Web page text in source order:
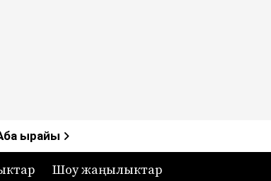
— Кыргызстан
ырайы
Шоу жаңылыктар